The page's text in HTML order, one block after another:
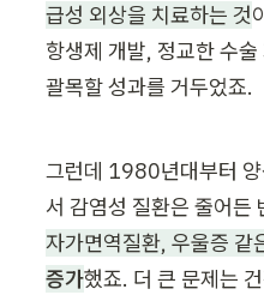
급성 외상을 치료하는 것
항생제 개발, 정교한 수
괄목할 성과를 거두었죠.
그런데 1980년대부터
서 감염성 질환은 줄어든
자가면역질환, 우울증 같
증가했죠. 더 큰 문제는